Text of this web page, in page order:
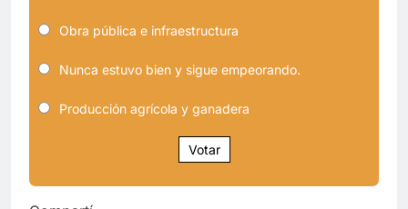
Obra pública e infraestructura
Nunca estuvo bien y sigue empeorando.
Producción agrícola y ganadera
Votar